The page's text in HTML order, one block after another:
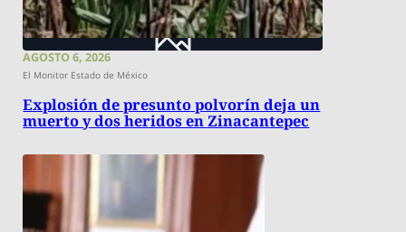
AGOSTO 6, 2026
El Monitor Estado de México
Explosión de presunto polvorín deja un
muerto y dos heridos en Zinacantepec